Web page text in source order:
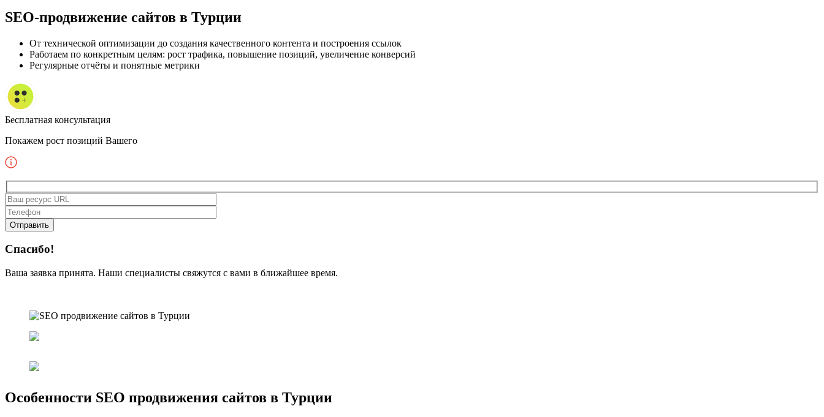
SEO-продвижение сайтов в Турции
От технической оптимизации до создания качественного контента и построения ссылок
Работаем по конкретным целям: рост трафика, повышение позиций, увеличение конверсий
Регулярные отчёты и понятные метрики
Бесплатная консультация
Покажем рост позиций Вашего
Спасибо!
Ваша заявка принята. Наши специалисты свяжутся с вами в ближайшее время.
Особенности SEO продвижения сайтов в Турции